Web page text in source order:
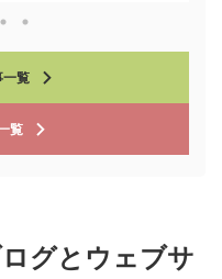
イザーとして展開しているDJI
からもあったDJI Osmo
の最新版で手のひらサイ
でコンパクトな設計でありなが
されています。 今回新たに発
売されたDJI Osmo Pocket 3に
一覧
覧
グとウェブサ